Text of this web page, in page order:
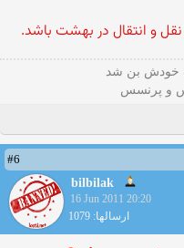
و انتقال در بهشت باشد.
خودش بن شد
و پرنسس
#6
bilbilak
16 Jun 2011 20:20
ارسالها: 1079